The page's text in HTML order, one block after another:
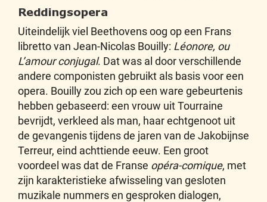
Reddingsopera
Uiteindelijk viel Beethovens oog op een Frans
libretto van Jean-Nicolas Bouilly: Léonore, ou
L’amour conjugal. Dat was al door verschillende
andere componisten gebruikt als basis voor een
opera. Bouilly zou zich op een ware gebeurtenis
hebben gebaseerd: een vrouw uit Tourraine
bevrijdt, verkleed als man, haar echtgenoot uit
de gevangenis tijdens de jaren van de Jakobijnse
Terreur, eind achttiende eeuw. Een groot
voordeel was dat de Franse opéra-comique, met
zijn karakteristieke afwisseling van gesloten
muzikale nummers en gesproken dialogen,